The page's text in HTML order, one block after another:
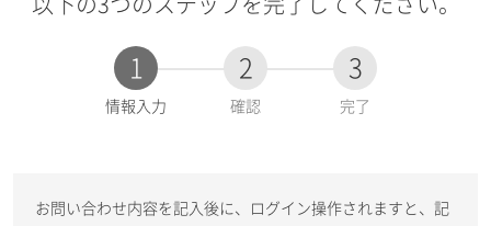
以下の3つのステップを完了してください。
1
現
情報入力
2
確認
3
完了
お問い合わせ内容を記入後に、ログイン操作されますと、記